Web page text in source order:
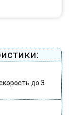
прийняте
star
до 3